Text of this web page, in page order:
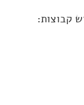
קבוצות: